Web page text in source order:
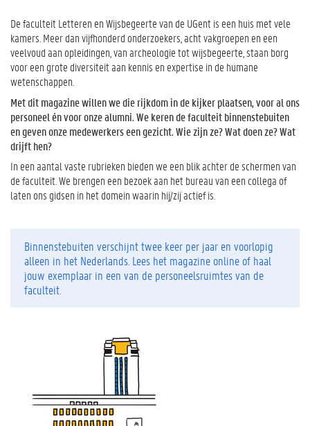
De faculteit Letteren en Wijsbegeerte van de UGent is een huis met vele
kamers. Meer dan vijfhonderd onderzoekers, acht vakgroepen en een
veelvoud aan opleidingen, van archeologie tot wijsbegeerte, staan borg
voor een grote diversiteit aan kennis en expertise in de humane
wetenschappen.
Met dit magazine willen we die rijkdom in de kijker plaatsen, voor al ons
personeel én voor onze alumni. We keren de faculteit binnenstebuiten
en geven onze medewerkers een gezicht. Wie zijn ze? Wat doen ze? Wat
drijft hen?
In een aantal vaste rubrieken bieden we een blik achter de schermen van
de faculteit. We brengen een bezoek aan het bureau van een collega of
laten ons gidsen in het domein waarin hij/zij actief is.
Binnenstebuiten verschijnt twee keer per jaar en voorlopig
alleen in het Nederlands. Lees het magazine online of haal
jouw exemplaar in een van de personeelsruimtes van de
faculteit.